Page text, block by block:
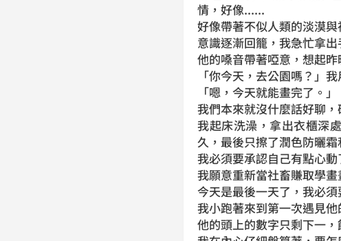
情，好像......
好像帶著不似人類的淡漠與
意識逐漸回籠，我急忙拿
他的嗓音帶著啞意，想起
「你今天，去公園嗎？」
「嗯，今天就能畫完了。」
我們本來就沒什麼話好聊
我起床洗澡，拿出衣櫃深
久，最後只擦了潤色防曬霜
我必須要承認自己有點心動
我願意重新當社畜賺取學
今天是最後一天了，我必須
我小跑著來到第一次遇見
他的頭上的數字只剩下一，